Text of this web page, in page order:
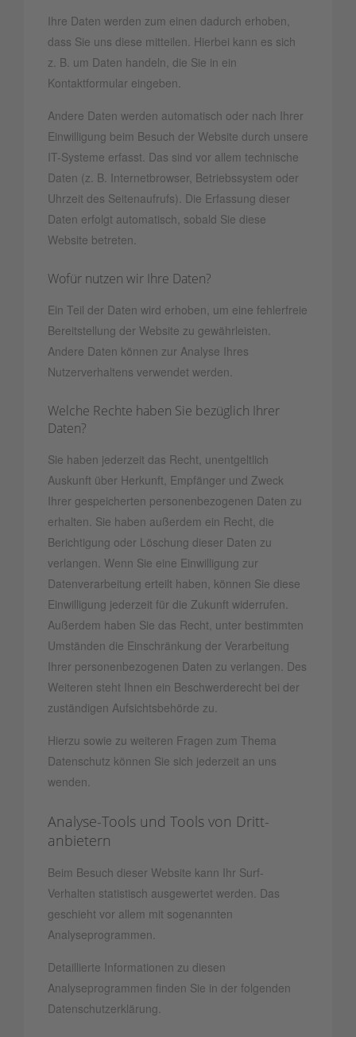
Ihre Daten werden zum einen dadurch erhoben,
dass Sie uns diese mitteilen. Hierbei kann es sich
z. B. um Daten handeln, die Sie in ein
Kontaktformular eingeben.
Andere Daten werden automatisch oder nach Ihrer
Einwilligung beim Besuch der Website durch unsere
IT-Systeme erfasst. Das sind vor allem technische
Daten (z. B. Internetbrowser, Betriebssystem oder
Uhrzeit des Seitenaufrufs). Die Erfassung dieser
Daten erfolgt automatisch, sobald Sie diese
Website betreten.
Wofür nutzen wir Ihre Daten?
Ein Teil der Daten wird erhoben, um eine fehlerfreie
Bereitstellung der Website zu gewährleisten.
Andere Daten können zur Analyse Ihres
Nutzerverhaltens verwendet werden.
Welche Rechte haben Sie bezüglich Ihrer
Daten?
Sie haben jederzeit das Recht, unentgeltlich
Auskunft über Herkunft, Empfänger und Zweck
Ihrer gespeicherten personenbezogenen Daten zu
erhalten. Sie haben außerdem ein Recht, die
Berichtigung oder Löschung dieser Daten zu
verlangen. Wenn Sie eine Einwilligung zur
Datenverarbeitung erteilt haben, können Sie diese
Einwilligung jederzeit für die Zukunft widerrufen.
Außerdem haben Sie das Recht, unter bestimmten
Umständen die Einschränkung der Verarbeitung
Ihrer personenbezogenen Daten zu verlangen. Des
Weiteren steht Ihnen ein Beschwerderecht bei der
zuständigen Aufsichtsbehörde zu.
Hierzu sowie zu weiteren Fragen zum Thema
Datenschutz können Sie sich jederzeit an uns
wenden.
Analyse-Tools und Tools von Dritt­
anbietern
Beim Besuch dieser Website kann Ihr Surf-
Verhalten statistisch ausgewertet werden. Das
geschieht vor allem mit sogenannten
Analyseprogrammen.
Detaillierte Informationen zu diesen
Analyseprogrammen finden Sie in der folgenden
Datenschutzerklärung.